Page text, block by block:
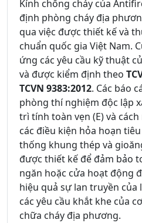
Kính chống cháy của
định phòng cháy địa
qua việc được thiết kế và
chuẩn quốc gia Việt Nam.
ứng các yêu cầu kỹ thuật
và được kiểm định theo
TCVN 9383:2012. Các báo
phòng thí nghiệm độc lập
trì tính toàn vẹn (E) và
các điều kiện hỏa hoạn
thống khung thép và
được thiết kế để đảm bảo
ngăn hoặc cửa hoạt động
hiệu quả sự lan truyền của
các yêu cầu khắt khe của
chữa cháy địa phương.